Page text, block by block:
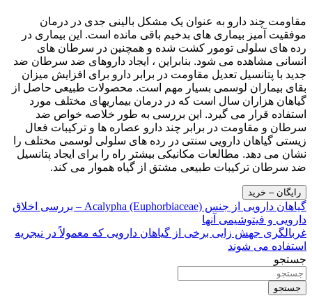
مقاومت چند دارو به عنوان یک مشکل بالینی جدی در درمان
موفقیت آمیز بیماری های بدخیم باقی مانده است. این بیماری در
رده های سلولی تومور کشت شده و همچنین در سرطان های
انسانی مشاهده می شود. بنابراین ، ایجاد داروهای ضد سرطان ضد
جدید با پتانسیل تعدیل مقاومت در برابر دارو برای افزایش میزان
بقای بیماران لوسمی بسیار مهم است. محصولات طبیعی حاصل از
گیاهان هزاران سال است که در درمان بیماریهای مختلف مورد
استفاده قرار می گیرد. این بررسی به طور خلاصه خواص ضد
سرطان و مقاومت در برابر چند دارو عصاره ها و ترکیبات فعال
زیستی گیاهان دارویی سنتی در رده های سلولی لوسمی مختلف را
نشان می دهد. مطالعات مکانیکی بیشتر راه را برای ایجاد پتانسیل
ضد سرطان ترکیبات طبیعی مشتق از گیاه هموار می کند.
رایگان – خرید
راهبری
نوشته
گیاهان دارویی از جنس Acalypha (Euphorbiaceae) – بررسی اخلاق
دارویی و فیتوشیمی آنها
غربالگری جهش زایی برخی از گیاهان دارویی که معمولاً در نیجریه
استفاده می شوند
جستجو
جستجو